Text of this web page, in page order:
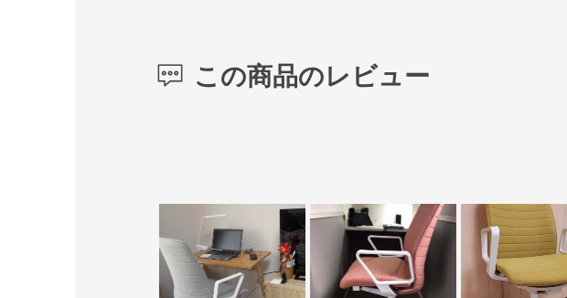
この商品のレビュー